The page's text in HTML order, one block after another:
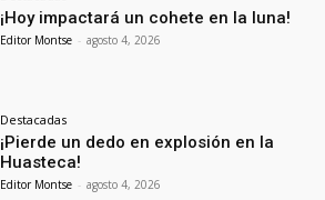
¡Hoy impactará un cohete en la luna!
Editor Montse - agosto 4, 2026
Destacadas
¡Pierde un dedo en explosión en la
Huasteca!
Editor Montse - agosto 4, 2026